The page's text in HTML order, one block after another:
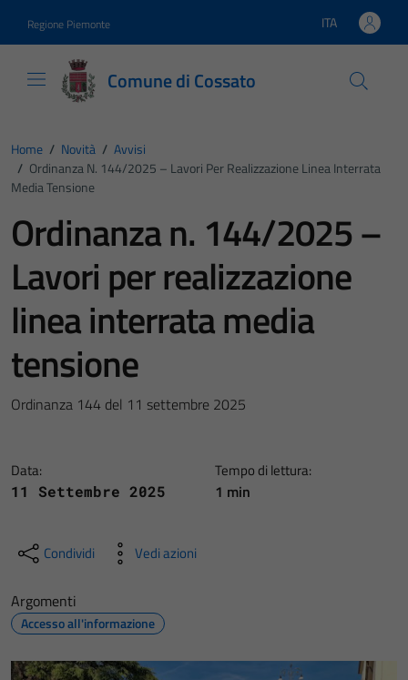
Regione Piemonte Lingua attiva:
ITA
Comune di Cossato
Home / Novità / Avvisi
/ Ordinanza N. 144/2025 – Lavori Per Realizzazione Linea Interrata
Media Tensione
Ordinanza n. 144/2025 –
Lavori per realizzazione
linea interrata media
tensione
Ordinanza 144 del 11 settembre 2025
Data:
11 Settembre 2025
Tempo di lettura:
1 min
Condividi Vedi azioni
Argomenti
Accesso all'informazione